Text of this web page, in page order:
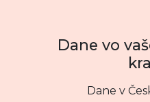
Dane vo
Dane v